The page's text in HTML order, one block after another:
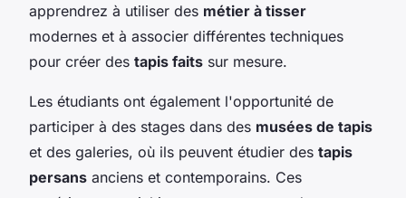
apprendrez à utiliser des métier à tisser
modernes et à associer différentes techniques
pour créer des tapis faits sur mesure.
Les étudiants ont également l'opportunité de
participer à des stages dans des musées de tapis
et des galeries, où ils peuvent étudier des tapis
persans anciens et contemporains. Ces